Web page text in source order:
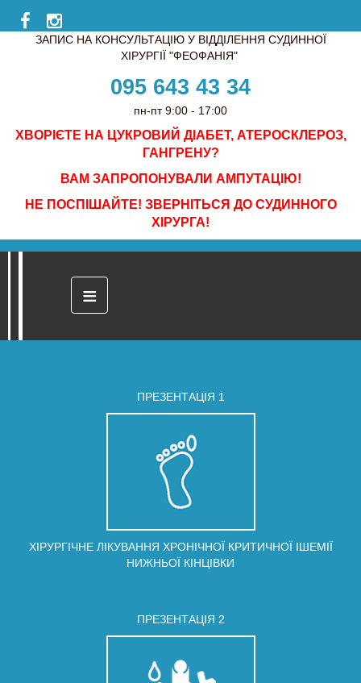
ЗАПИС НА КОНСУЛЬТАЦІЮ У ВІДДІЛЕННЯ СУДИННОЇ
ХІРУРГІЇ "ФЕОФАНІЯ"
095 643 43 34
пн-пт 9:00 - 17:00
ХВОРІЄТЕ НА ЦУКРОВИЙ ДІАБЕТ, АТЕРОСКЛЕРОЗ,
ГАНГРЕНУ?
ВАМ ЗАПРОПОНУВАЛИ АМПУТАЦІЮ!
НЕ ПОСПІШАЙТЕ! ЗВЕРНІТЬСЯ ДО СУДИННОГО
ХІРУРГА!
≡
ПРЕЗЕНТАЦIЯ 1
ХІРУРГІЧНЕ ЛІКУВАННЯ ХРОНІЧНОЇ КРИТИЧНОЇ ІШЕМІЇ
НИЖНЬОЇ КІНЦІВКИ
ПРЕЗЕНТАЦIЯ 2